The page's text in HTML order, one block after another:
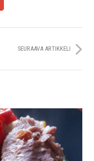
SEURAAVA ARTIKKELI